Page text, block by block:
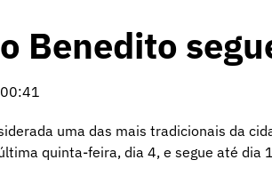
Benedito
00:41
uma das mais tradicionais da
quinta-feira, dia 4, e segue até